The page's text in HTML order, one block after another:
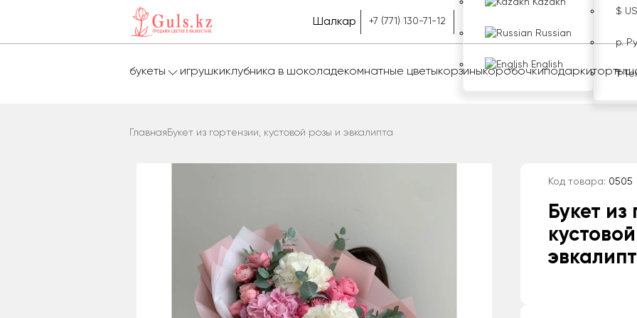
Шалкар +7 (771) 130-71-12
Kazakh
Russian
English
$
р.
₸
букеты игрушкиклубника в шоколадекомнатные цветыкорзиныкоробочкиподаркиторты
Главная Букет из гортензии, кустовой розы и эвкалипта
Код товара: 0505
Букет из